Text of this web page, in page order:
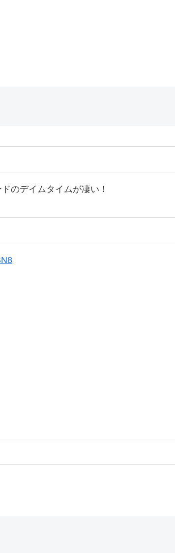
のデイムタイムが凄い！